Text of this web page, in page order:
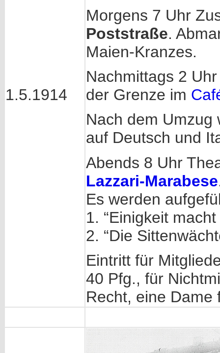
1.5.1914
Morgens 7 Uhr
Poststraße.
Maien-Kranzes.
Nachmittags 2
der Grenze im
Nach dem
auf Deutsch und
Abends 8 Uhr
Lazzari-Marabese
Es werden
1. “Einigkeit
2. “Die
Eintritt für
40 Pfg., für
Recht, eine Dame